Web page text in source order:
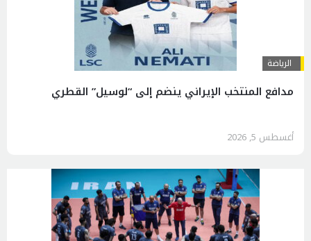
الرياضة
مدافع المنتخب الإيراني ينضم إلى “لوسيل” القطري
أغسطس 5, 2026